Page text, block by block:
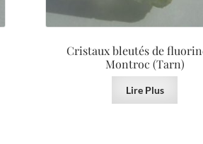
Cristaux bleutés de
Montroc (Tarn)
Lire Plus